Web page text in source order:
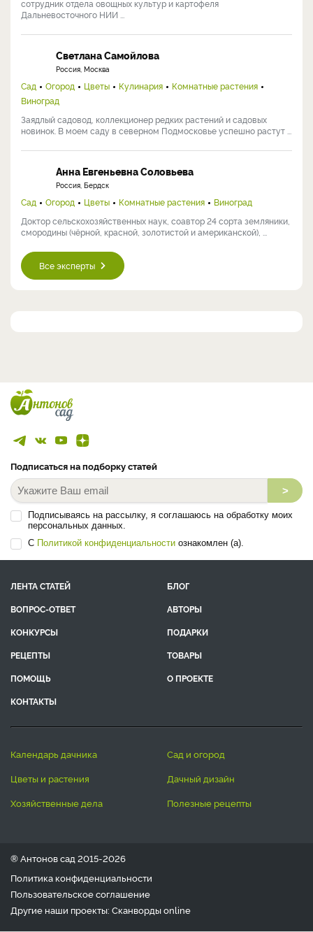
сотрудник отдела овощных культур и картофеля
Дальневосточного НИИ ...
Светлана Самойлова
Россия, Москва
Сад Огород Цветы Кулинария
Комнатные растения
Виноград
Заядлый садовод, коллекционер редких растений и садовых
новинок. В моем саду в северном Подмосковье успешно растут ...
Анна Евгеньевна Соловьева
Россия, Бердск
Сад Огород Цветы Комнатные растения
Виноград
Доктор сельскохозяйственных наук, соавтор 24 сорта земляники,
смородины (чёрной, красной, золотистой и американской), ...
Все эксперты
Подписаться на подборку статей
>
Подписываясь на рассылку, я соглашаюсь на обработку моих
персональных данных.
С Политикой конфиденциальности ознакомлен (а).
ЛЕНТА СТАТЕЙ
БЛОГ
ВОПРОС-ОТВЕТ
АВТОРЫ
КОНКУРСЫ
ПОДАРКИ
РЕЦЕПТЫ
ТОВАРЫ
ПОМОЩЬ
О ПРОЕКТЕ
КОНТАКТЫ
календарь дачника
сад и огород
цветы и растения
дачный дизайн
хозяйственные дела
полезные рецепты
® Антонов сад 2015-2026
Политика конфиденциальности
Пользовательское соглашение
Другие наши проекты: Сканвордыonline